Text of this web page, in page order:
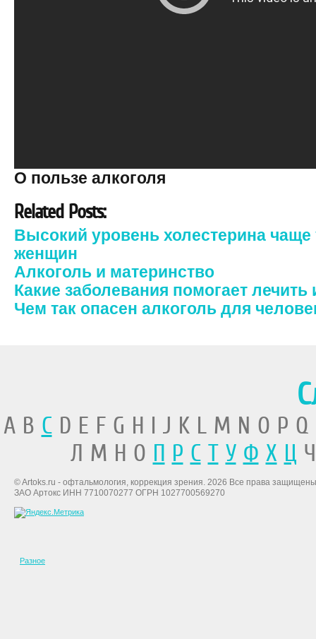
О пользе алкоголя
Related Posts:
Высокий уровень холестерина
женщин
Алкоголь и материнство
Какие заболевания помогает
Чем так опасен алкоголь для
A B CD E F G H I J K L M N O P
Л М Н О П Р С Т У Ф Х Ц
© Artoks.ru - офтальмология, коррекция зрения. 2026 Все права
ЗАО Артокс ИНН 7710070277 ОГРН 1027700569270
Разное